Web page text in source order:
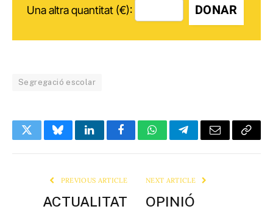
Una altra quantitat (€): DONAR
Segregació escolar
TwitterBlueskyLinkedInFacebookWhatsAppTelegramEmail Copy
PREVIOUS ARTICLE
ACTUALITAT
NEXT ARTICLE
OPINIÓ